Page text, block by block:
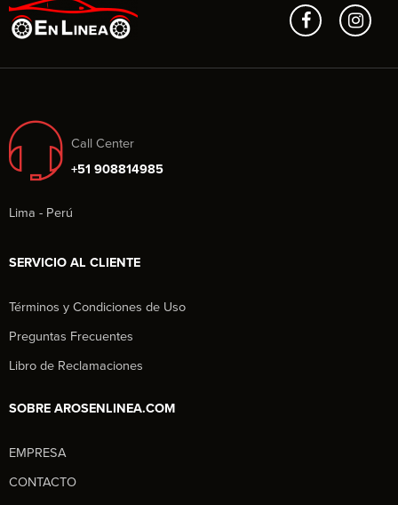
Call Center
+51 908814985
Lima - Perú
SERVICIO AL CLIENTE
Términos y Condiciones de Uso
Preguntas Frecuentes
Libro de Reclamaciones
SOBRE AROSENLINEA.COM
EMPRESA
CONTACTO